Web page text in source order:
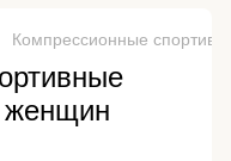
Компрессионные
женщин